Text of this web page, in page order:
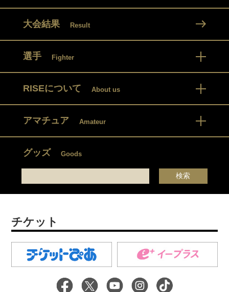
大会結果 Result
選手 Fighter
RISEについて About us
アマチュア Amateur
グッズ Goods
チケット